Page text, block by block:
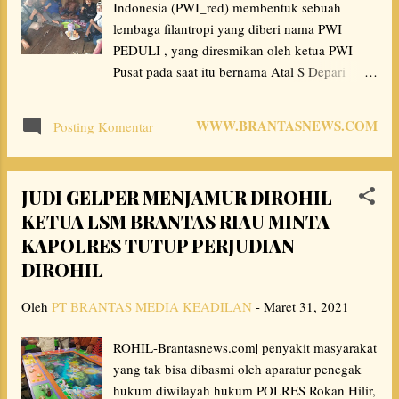
Indonesia (PWI_red) membentuk sebuah
lembaga filantropi yang diberi nama PWI
PEDULI , yang diresmikan oleh ketua PWI
Pusat pada saat itu bernama Atal S Depari
pengurus PWI Musi
Banyuasin(Muba_red),menjalankannya
Terlihat pada implementasi amanah tersebut
kepada salah seorang wartawan yang bertugas
di Kabupaten Musi Banyuasin bernama Redi
Banyuasin, kedatangan team dari PWI Rabu
yang dipim­pin Herlin Koisasi SH, didampingi
sekretaris PWI Muba Indrajaya, Bendaha­ra
PWI Muba Iwan Hen­drawan, Ketua Siwo PWI
Posting Komentar WWW.BRANTASNEWS.COM
JUDI GELPER MENJAMUR DIROHIL
KETUA LSM BRANTAS RIAU MINTA
KAPOLRES TUTUP PERJUDIAN
DIROHIL
Oleh PT BRANTAS MEDIA KEADILAN - Maret 31, 2021
ROHIL-Brantasnews.com| penyakit masyarakat
yang tak bisa dibasmi oleh aparatur penegak
hukum diwilayah hukum POLRES Rokan Hilir,